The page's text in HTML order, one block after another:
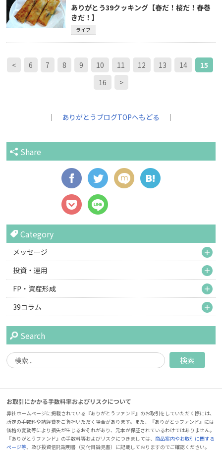
ありがとう39クッキング【春だ！桜だ！春巻
きだ！】
ライフ
< 6 7 8 9 10 11 12 13 14
15
16
>
｜ ありがとうブログTOPへもどる ｜
Share
Category
メッセージ
投資・運用
FP・資産形成
39コラム
Search
お取引にかかる手数料率およびリスクについて
弊社ホームページに掲載されている『ありがとうファンド』のお取引をしていただく際には、
所定の手数料や諸経費をご負担いただく場合があります。また、『ありがとうファンド』には
価格の変動等により損失が生じるおそれがあり、元本が保証されているわけではありません。
『ありがとうファンド』の手数料等およびリスクにつきましては、商品案内やお取引に関する
ページ等、及び投資信託説明書（交付目論見書）に記載しておりますのでご確認ください。